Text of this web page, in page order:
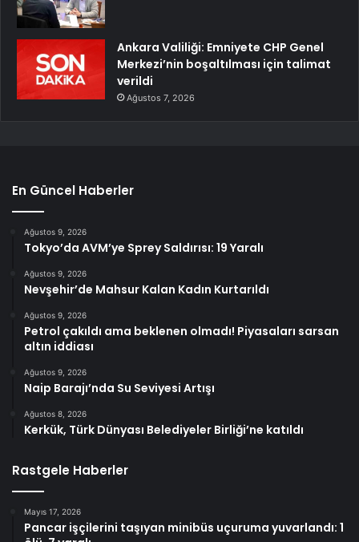
Ankara Valiliği: Emniyete CHP Genel
Merkezi’nin boşaltılması için talimat
verildi
Ağustos 7, 2026
En Güncel Haberler
Ağustos 9, 2026
Tokyo’da AVM’ye Sprey Saldırısı: 19 Yaralı
Ağustos 9, 2026
Nevşehir’de Mahsur Kalan Kadın Kurtarıldı
Ağustos 9, 2026
Petrol çakıldı ama beklenen olmadı! Piyasaları sarsan
altın iddiası
Ağustos 9, 2026
Naip Barajı’nda Su Seviyesi Artışı
Ağustos 8, 2026
Kerkük, Türk Dünyası Belediyeler Birliği’ne katıldı
Rastgele Haberler
Mayıs 17, 2026
Pancar işçilerini taşıyan minibüs uçuruma yuvarlandı: 1